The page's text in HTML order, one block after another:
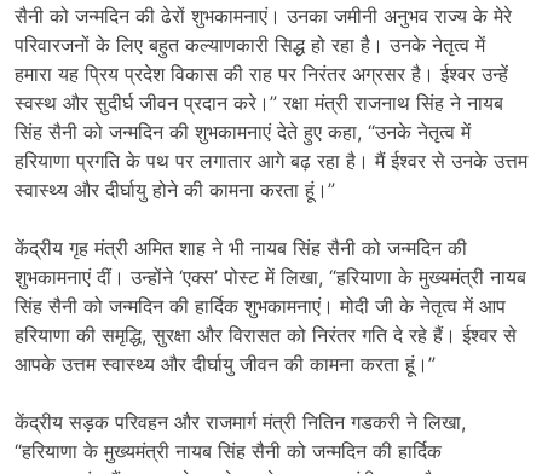
सैनी को जन्मदिन की ढेरों शुभकामनाएं। उनका जमीनी अनुभव राज्य के मेरे
परिवारजनों के लिए बहुत कल्याणकारी सिद्ध हो रहा है। उनके नेतृत्व में
हमारा यह प्रिय प्रदेश विकास की राह पर निरंतर अग्रसर है। ईश्वर उन्हें
स्वस्थ और सुदीर्घ जीवन प्रदान करे।” रक्षा मंत्री राजनाथ सिंह ने नायब
सिंह सैनी को जन्मदिन की शुभकामनाएं देते हुए कहा, “उनके नेतृत्व में
हरियाणा प्रगति के पथ पर लगातार आगे बढ़ रहा है। मैं ईश्वर से उनके उत्तम
स्वास्थ्य और दीर्घायु होने की कामना करता हूं।”
केंद्रीय गृह मंत्री अमित शाह ने भी नायब सिंह सैनी को जन्मदिन की
शुभकामनाएं दीं। उन्होंने ‘एक्स’ पोस्ट में लिखा, “हरियाणा के मुख्यमंत्री नायब
सिंह सैनी को जन्मदिन की हार्दिक शुभकामनाएं। मोदी जी के नेतृत्व में आप
हरियाणा की समृद्धि, सुरक्षा और विरासत को निरंतर गति दे रहे हैं। ईश्वर से
आपके उत्तम स्वास्थ्य और दीर्घायु जीवन की कामना करता हूं।”
केंद्रीय सड़क परिवहन और राजमार्ग मंत्री नितिन गडकरी ने लिखा,
“हरियाणा के मुख्यमंत्री नायब सिंह सैनी को जन्मदिन की हार्दिक